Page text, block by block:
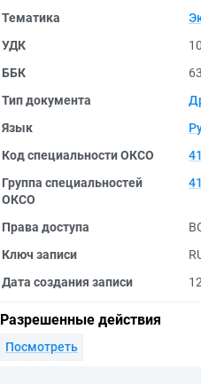
Тематика
УДК
10
ББК
63
Тип документа
Язык
Код специальности ОКСО
Группа специальностей
ОКСО
Права доступа
Ключ записи
Дата создания записи
Разрешенные действия
Посмотреть